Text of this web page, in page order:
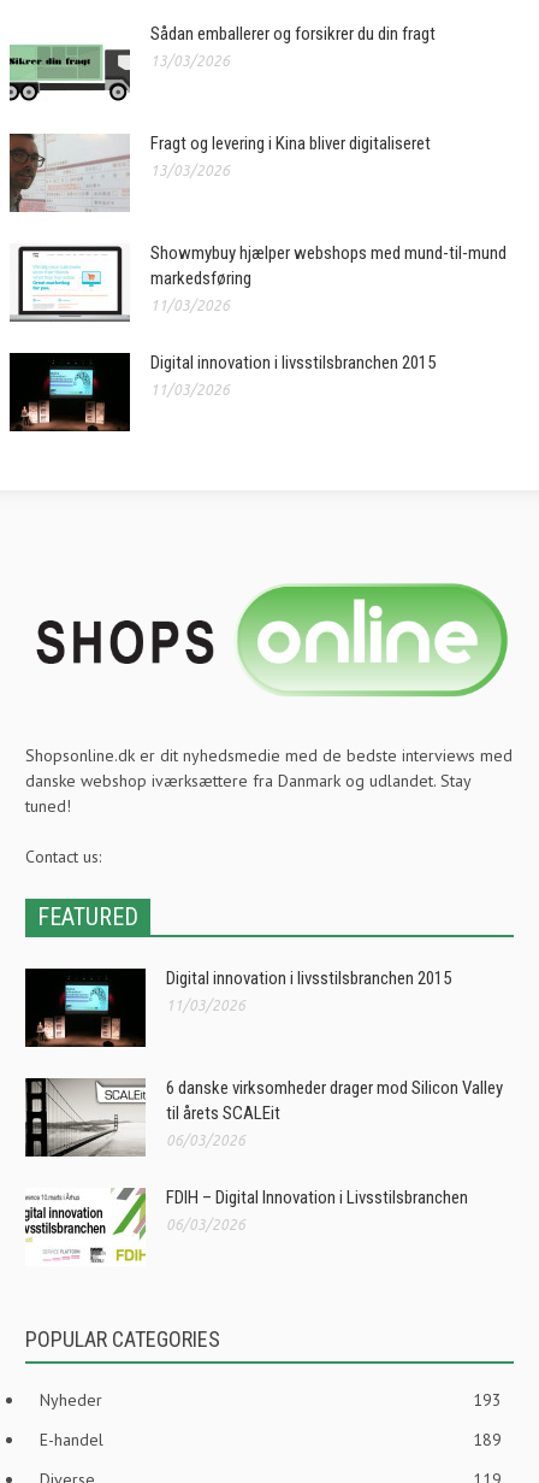
Sådan emballerer og forsikrer du din fragt
13/03/2026
Fragt og levering i Kina bliver digitaliseret
13/03/2026
Showmybuy hjælper webshops med mund-til-mund
markedsføring
11/03/2026
Digital innovation i livsstilsbranchen 2015
11/03/2026
Shopsonline.dk er dit nyhedsmedie med de bedste interviews med
danske webshop iværksættere fra Danmark og udlandet. Stay
tuned!
Contact us:
FEATURED
Digital innovation i livsstilsbranchen 2015
11/03/2026
6 danske virksomheder drager mod Silicon Valley
til årets SCALEit
06/03/2026
FDIH – Digital Innovation i Livsstilsbranchen
06/03/2026
POPULAR CATEGORIES
Nyheder
193
E-handel
189